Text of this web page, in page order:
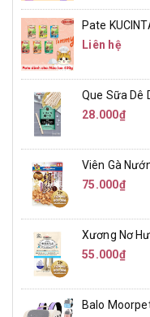
Pate
Liên hệ
Que Sữa Dê
28.000₫
Viên Gà
75.000₫
Xương Nơ
55.000₫
Balo